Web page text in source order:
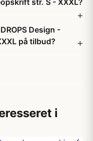
str. S - XXXL?
Design -
på tilbud?
i